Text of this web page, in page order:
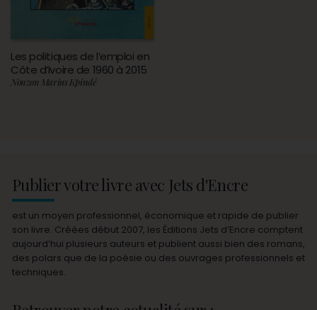
Les politiques de l’emploi en
Côte d’Ivoire de 1960 à 2015
Nonzon Marius Kpindé
Publier votre livre avec Jets d'Encre
est un moyen professionnel, économique et rapide de publier
son livre. Créées début 2007, les Éditions Jets d’Encre comptent
aujourd’hui plusieurs auteurs et publient aussi bien des romans,
des polars que de la poésie ou des ouvrages professionnels et
techniques.